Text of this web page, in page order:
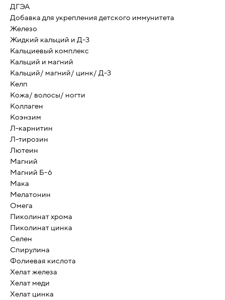
ДГЭА
Добавка для укрепления детского иммунитета
Железо
Жидкий кальций и Д-3
Кальциевый комплекс
Кальций и магний
Кальций/ магний/ цинк/ Д-3
Келп
Кожа/ волосы/ ногти
Коллаген
Коэнзим
Л-карнитин
Л-тирозин
Лютеин
Магний
Магний Б-6
Мака
Мелатонин
Омега
Пиколинат хрома
Пиколинат цинка
Селен
Спирулина
Фолиевая кислота
Хелат железа
Хелат меди
Хелат цинка